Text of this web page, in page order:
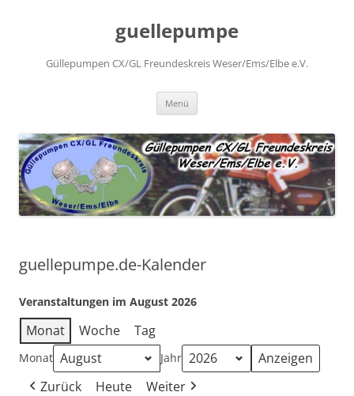
guellepumpe
Güllepumpen CX/GL Freundeskreis Weser/Ems/Elbe e.V.
Menü
guellepumpe.de-Kalender
Veranstaltungen im August 2026
Monat Woche Tag
Monat Jahr
Zurück Heute Weiter